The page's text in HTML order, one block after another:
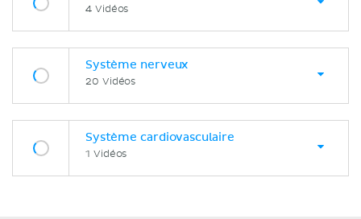
4 Vidéos
Système nerveux
20 Vidéos
Système cardiovasculaire
1 Vidéos